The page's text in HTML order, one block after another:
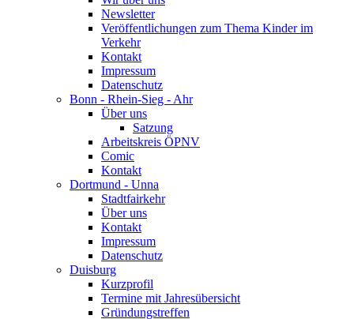
Newsletter
Veröffentlichungen zum Thema Kinder im
Verkehr
Kontakt
Impressum
Datenschutz
Bonn - Rhein-Sieg - Ahr
Über uns
Satzung
Arbeitskreis ÖPNV
Comic
Kontakt
Dortmund - Unna
Stadtfairkehr
Über uns
Kontakt
Impressum
Datenschutz
Duisburg
Kurzprofil
Termine mit Jahresübersicht
Gründungstreffen